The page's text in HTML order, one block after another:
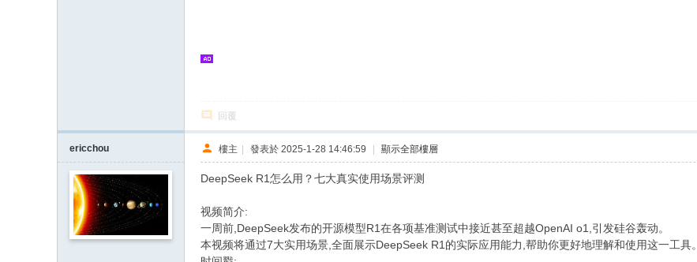
回覆
ericchou 樓主 | 發表於 2025-1-28 14:46:59 | 顯示全部樓層
DeepSeek R1怎么用？七大真实使用场景评测
视频简介:
一周前 ,DeepSeek发布的开源模型R1在各项基准测试中接近甚至超越OpenAI o1, 引发硅谷轰动。
本视频将通过7大实用场景 全面展示DeepSeek R1 的实际应用能力 帮助你更好地理解和使用这一工具。